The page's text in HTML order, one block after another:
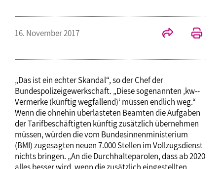
16. November 2017
„Das ist ein echter Skandal“, so der Chef der
Bundespolizeigewerkschaft. „Diese sogenannten ‚kw-­
Vermerke (künftig wegfallend)‘ müssen endlich weg.“
Wenn die ohnehin überlasteten Beamten die Aufgaben
der Tarifbeschäftigten künftig zusätzlich übernehmen
müssen, würden die vom Bundesinnenministerium
(BMI) zugesagten neuen 7.000 Stellen im Vollzugsdienst
nichts bringen. „An die Durchhalteparolen, dass ab 2020